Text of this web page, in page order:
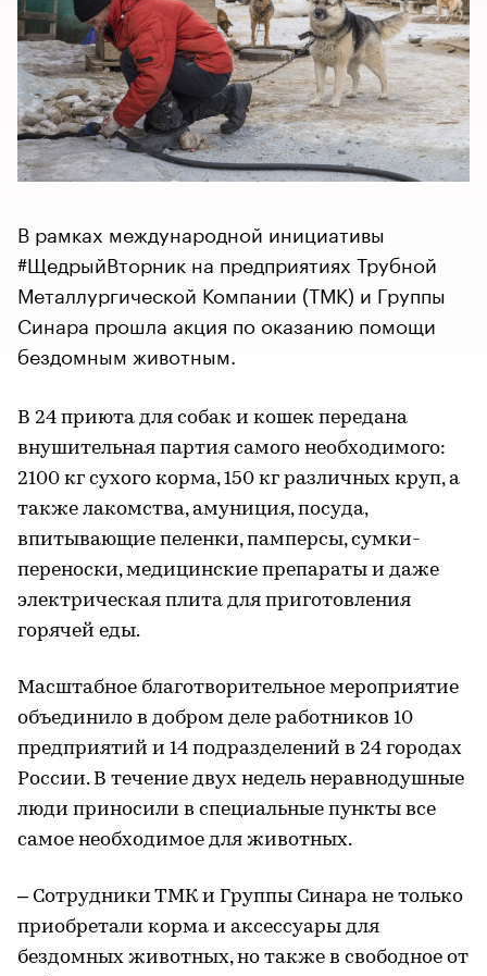
В рамках международной инициативы
#ЩедрыйВторник на предприятиях Трубной
Металлургической Компании (ТМК) и Группы
Синара прошла акция по оказанию помощи
бездомным животным.
В 24 приюта для собак и кошек передана
внушительная партия самого необходимого:
2100 кг сухого корма, 150 кг различных круп, а
также лакомства, амуниция, посуда,
впитывающие пеленки, памперсы, сумки-
переноски, медицинские препараты и даже
электрическая плита для приготовления
горячей еды.
Масштабное благотворительное мероприятие
объединило в добром деле работников 10
предприятий и 14 подразделений в 24 городах
России. В течение двух недель неравнодушные
люди приносили в специальные пункты все
самое необходимое для животных.
– Сотрудники ТМК и Группы Синара не только
приобретали корма и аксессуары для
бездомных животных, но также в свободное от